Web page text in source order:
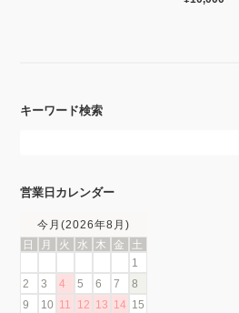
キーワード検索
営業日カレンダー
今月(2026年8月)
日
月 火 水 木 金
土
1
2
3 4 5 6 7
8
9
10 11 12 13 14
15